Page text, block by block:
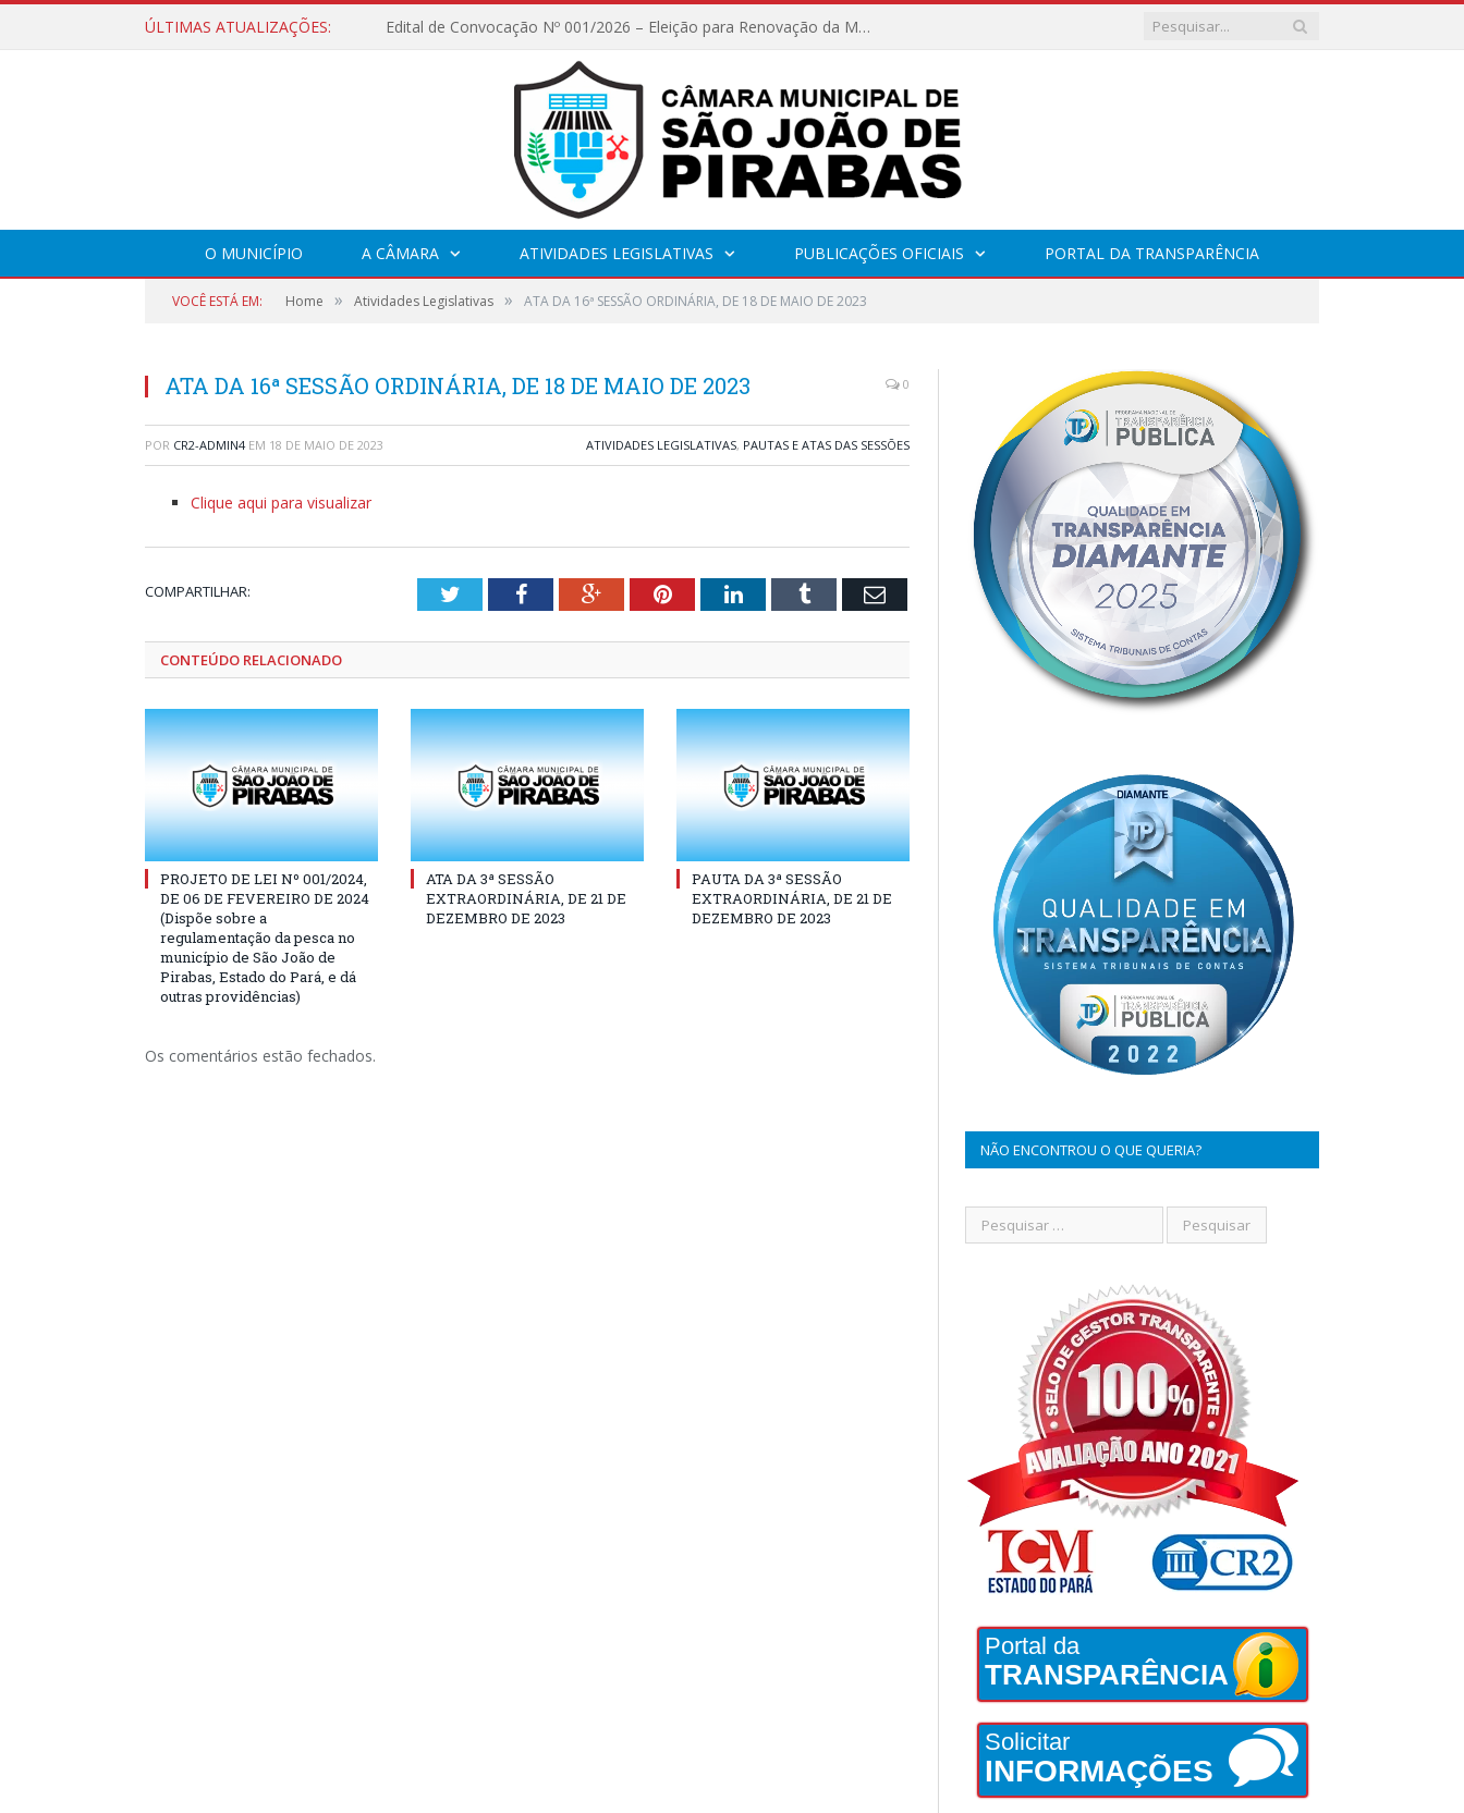
ÚLTIMAS ATUALIZAÇÕES: Edital de Convocação Nº 001/2026 – Eleição para Renovação da Mesa Diretora – Biênio 2027/2028
O MUNICÍPIO A CÂMARA ATIVIDADES LEGISLATIVAS PUBLICAÇÕES OFICIAIS PORTAL DA TRANSPARÊNCIA
VOCÊ ESTÁ EM: Home » Atividades Legislativas » ATA DA 16ª SESSÃO ORDINÁRIA, DE 18 DE MAIO DE 2023
ATA DA 16ª SESSÃO ORDINÁRIA, DE 18 DE MAIO DE 2023 0
POR CR2-ADMIN4 EM 18 DE MAIO DE 2023 ATIVIDADES LEGISLATIVAS, PAUTAS E ATAS DAS SESSÕES
Clique aqui para visualizar
COMPARTILHAR: TwitterFacebookGoogle+PinterestLinkedInTumblr Email
CONTEÚDO RELACIONADO
PROJETO DE LEI Nº 001/2024,
DE 06 DE FEVEREIRO DE 2024
(Dispõe sobre a
regulamentação da pesca no
município de São João de
Pirabas, Estado do Pará, e dá
outras providências)
ATA DA 3ª SESSÃO
EXTRAORDINÁRIA, DE 21 DE
DEZEMBRO DE 2023
PAUTA DA 3ª SESSÃO
EXTRAORDINÁRIA, DE 21 DE
DEZEMBRO DE 2023
Os comentários estão fechados.
NÃO ENCONTROU O QUE QUERIA?
Portal da
TRANSPARÊNCIA
Solicitar
INFORMAÇÕES